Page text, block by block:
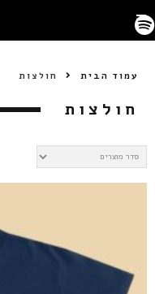
עמוד הבית חולצות
חולצות